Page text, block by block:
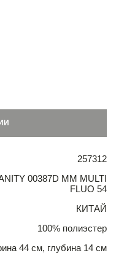
257312
00387D MM MULTI
FLUO 54
КИТАЙ
100% полиэстер
44 см, глубина 14 см